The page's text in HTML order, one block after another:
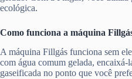
ecológica.
Como funciona a máquina
A máquina Fillgás funciona sem
com água comum gelada, encaixá-
gaseificada no ponto que você